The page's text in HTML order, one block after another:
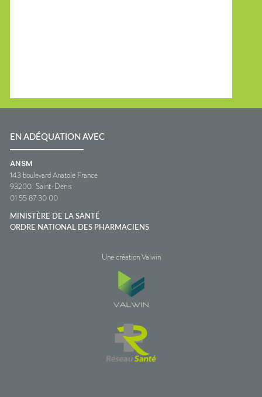
EN ADÉQUATION AVEC
ANSM
143 boulevard Anatole France
93200 Saint-Denis
01 55 87 30 00
MINISTÈRE DE LA SANTÉ
ORDRE NATIONAL DES PHARMACIENS
Une création Valwin